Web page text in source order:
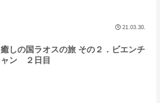
21.03.30.
癒しの国ラオスの旅 その２．ビエンチ
ャン ２日目